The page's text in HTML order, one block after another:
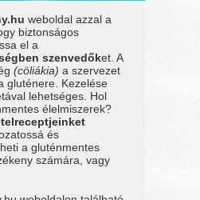
weboldal azzal a
biztonságos
el a
szenvedőket. A
(cöliákia) a szervezet
gluténere. Kezelése
lehetséges. Hol
élelmiszerek?
és
a gluténmentes
számára, vagy